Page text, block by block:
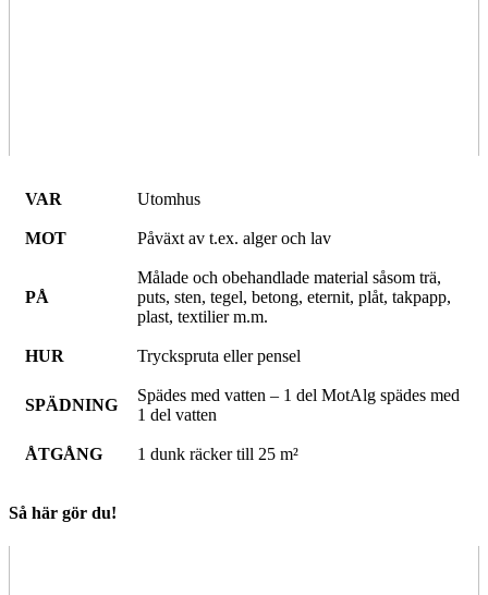
VAR Utomhus
MOT Påväxt av t.ex. alger och lav
PÅ
Målade och obehandlade material såsom trä,
puts, sten, tegel, betong, eternit, plåt, takpapp,
plast, textilier m.m.
HUR Tryckspruta eller pensel
SPÄDNING
Spädes med vatten – 1 del MotAlg spädes med
1 del vatten
ÅTGÅNG 1 dunk räcker till 25 m²
Så här gör du!